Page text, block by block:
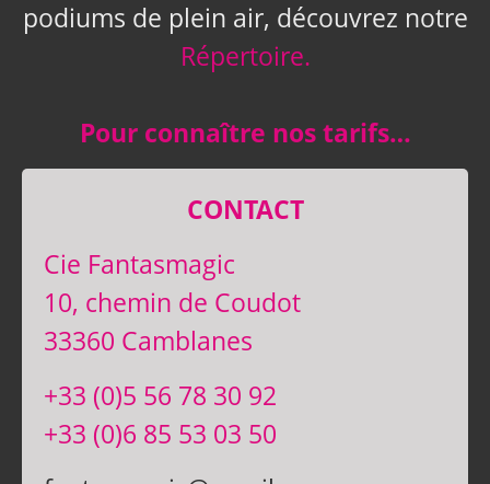
podiums de plein air, découvrez notre
Répertoire.
Pour connaître nos tarifs…
CONTACT
Cie Fantasmagic
10, chemin de Coudot
33360 Camblanes
+33 (0)5 56 78 30 92
+33 (0)6 85 53 03 50